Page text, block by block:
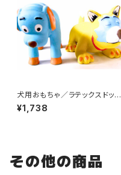
犬用おもちゃ／ラテックスドッグ
トイ・ねこ
¥1,738
その他の商品